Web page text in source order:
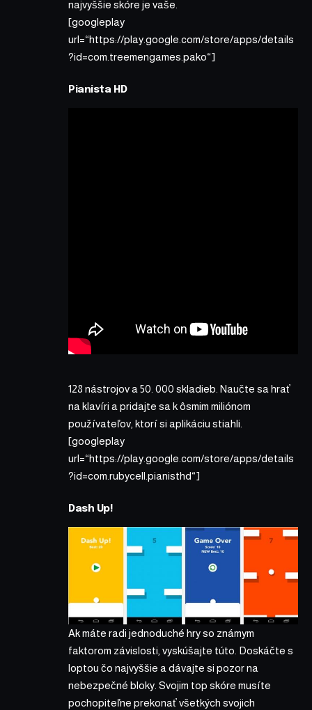
najvyššie skóre je vaše.
[googleplay
url=“https://play.google.com/store/apps/details
?id=com.treemengames.pako“]
Pianista HD
128 nástrojov a 50. 000 skladieb. Naučte sa hrať
na klavíri a pridajte sa k ôsmim miliónom
používateľov, ktorí si aplikáciu stiahli.
[googleplay
url=“https://play.google.com/store/apps/details
?id=com.rubycell.pianisthd“]
Dash Up!
Ak máte radi jednoduché hry so známym
faktorom závislosti, vyskúšajte túto. Doskáčte s
loptou čo najvyššie a dávajte si pozor na
nebezpečné bloky. Svojim top skóre musíte
pochopiteľne prekonať všetkých svojich